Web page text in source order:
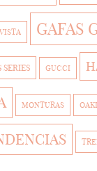
GAFAS
SERIES GUCCI
MONTURAS